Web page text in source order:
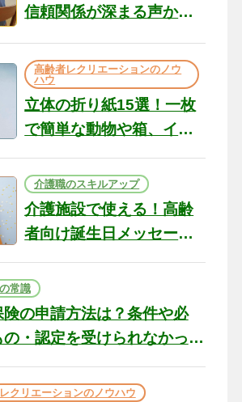
信頼関係が深まる声かけ
の現場から（22）
高齢者レクリエーションのノウ
ハウ
立体の折り紙15選！一枚
で簡単な動物や箱、イン
テリアになる作品まで
介護職のスキルアップ
介護施設で使える！高齢
者向け誕生日メッセージ
の例文と書き方のポイン
ト
常識
険の申請方法は？条件や必
・認定を受けられなかっ
の対処法
クリエーションのノウハウ